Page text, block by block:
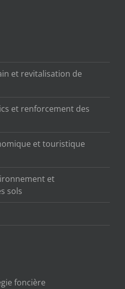
et revitalisation de
et renforcement des
et touristique
et
sols
foncière